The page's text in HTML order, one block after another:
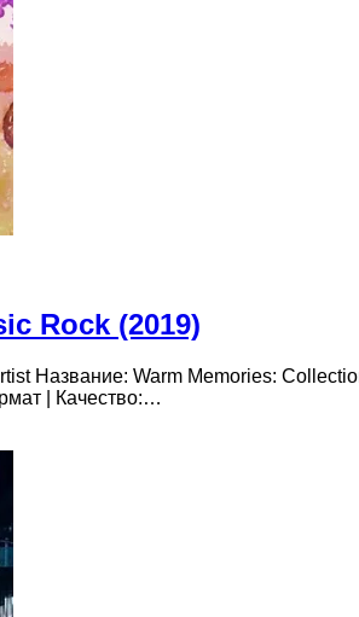
Rock (2019)
Название: Warm Memories:
| Качество:…